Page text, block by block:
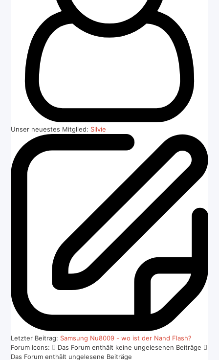
Unser neuestes Mitglied: Silvie
Letzter Beitrag: Samsung Nu8009 - wo ist der Nand Flash?
Forum Icons:
Das Forum enthält keine ungelesenen Beiträge
Das Forum enthält ungelesene Beiträge